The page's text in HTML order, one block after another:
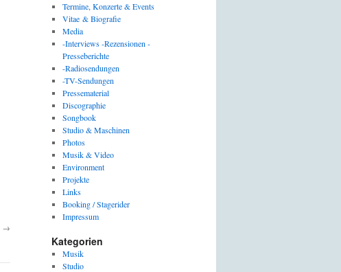
→
Termine, Konzerte & Events
Vitae & Biografie
Media
-Interviews -Rezensionen -
Presseberichte
-Radiosendungen
-TV-Sendungen
Pressematerial
Discographie
Songbook
Studio & Maschinen
Photos
Musik & Video
Environment
Projekte
Links
Booking / Stagerider
Impressum
Kategorien
Musik
Studio